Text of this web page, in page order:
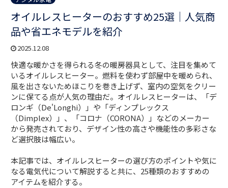
オイルレスヒーターのおすすめ25選｜人気商
品や省エネモデルを紹介
2025.12.08
快適な暖かさを得られる冬の暖房器具として、注目を集めて
いるオイルレスヒーター。燃料を使わず部屋中を暖められ、
風を出さないためほこりを巻き上げず、室内の空気をクリー
ンに保てる点が人気の理由だ。オイルレスヒーターは、「デ
ロンギ（De'Longhi）」や「ディンプレックス
（Dimplex）」、「コロナ（CORONA）」などのメーカー
から発売されており、デザイン性の高さや機能性の多彩さな
ど選択肢は幅広い。
本記事では、オイルレスヒーターの選び方のポイントや気に
なる電気代について解説すると共に、25種類のおすすめの
アイテムを紹介する。